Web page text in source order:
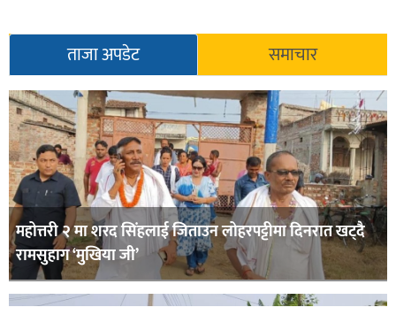
ताजा अपडेट समाचार
महोत्तरी २ मा शरद सिंहलाई जिताउन लोहरपट्टीमा दिनरात खट्दै
रामसुहाग ‘मुखिया जी’